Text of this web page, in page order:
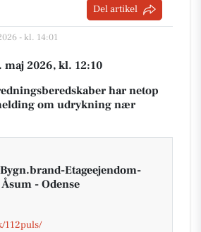
Del artikel
- kl. 14:01
maj 2026, kl. 12:10
har netop
om udrykning nær
Etageejendom-
- Odense
112puls/